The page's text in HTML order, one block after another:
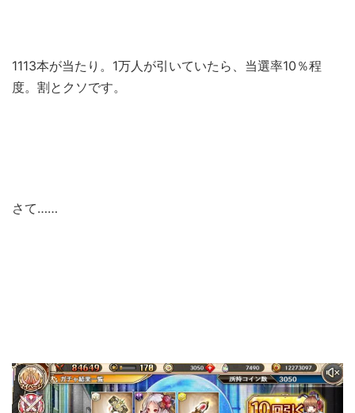
1113本が当たり。1万人が引いていたら、当選率10％程
度。割とクソです。
さて……